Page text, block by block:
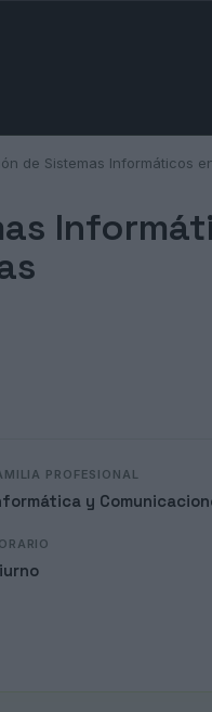
de Sistemas Informáticos
PROFESIONAL
y